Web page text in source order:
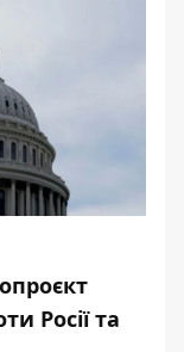
Росії та